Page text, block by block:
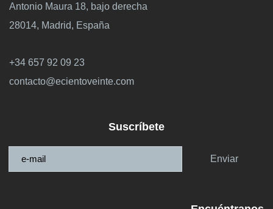
Antonio Maura 18, bajo derecha
28014, Madrid, España
+34 657 92 09 23
contacto@ecientoveinte.com
Suscríbete
Enviar